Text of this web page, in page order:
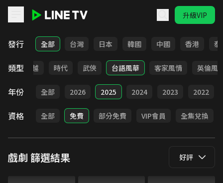
升級VIP
LINE TV - 戲劇
發行 全部 台灣 日本 韓國 中國 香港 泰
類型
俠 穿越 時代 武俠 台語風華 客家風情 英倫風
年份 全部 2026 2025 2024 2023 2022
資格 全部 免費 部分免費 VIP會員 全集兌換
戲劇 篩選結果 好評